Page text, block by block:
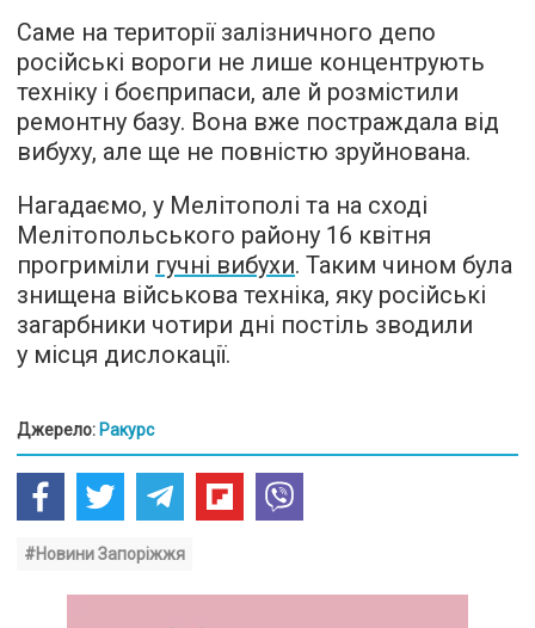
Саме на території залізничного депо
російські вороги не лише концентрують
техніку і боєприпаси, але й розмістили
ремонтну базу. Вона вже постраждала від
вибуху, але ще не повністю зруйнована.
Нагадаємо, у Мелітополі та на сході
Мелітопольського району 16 квітня
прогриміли гучні вибухи. Таким чином була
знищена військова техніка, яку російські
загарбники чотири дні постіль зводили
у місця дислокації.
Джерело: Ракурс
#Новини Запоріжжя